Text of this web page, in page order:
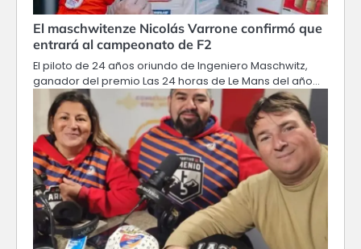
El maschwitenze Nicolás Varrone confirmó que
entrará al campeonato de F2
El piloto de 24 años oriundo de Ingeniero Maschwitz,
ganador del premio Las 24 horas de Le Mans del año…